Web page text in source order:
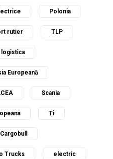
Polonia
rutier TLP
logistica
Europeană
Scania
Ti
Trucks electric